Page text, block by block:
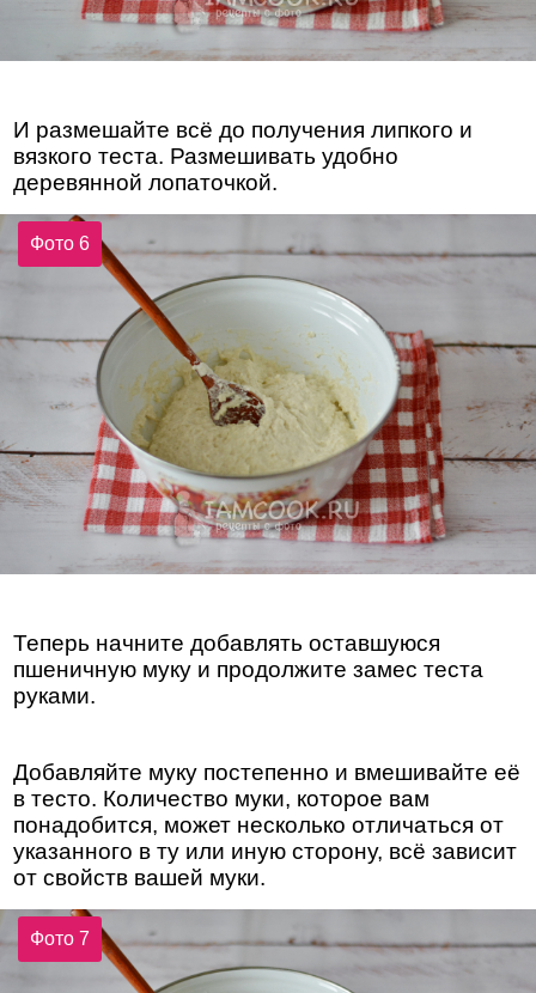
И размешайте всё до получения липкого и
вязкого теста. Размешивать удобно
деревянной лопаточкой.
Фото 6
Теперь начните добавлять оставшуюся
пшеничную муку и продолжите замес теста
руками.
Добавляйте муку постепенно и вмешивайте её
в тесто. Количество муки, которое вам
понадобится, может несколько отличаться от
указанного в ту или иную сторону, всё зависит
от свойств вашей муки.
Фото 7